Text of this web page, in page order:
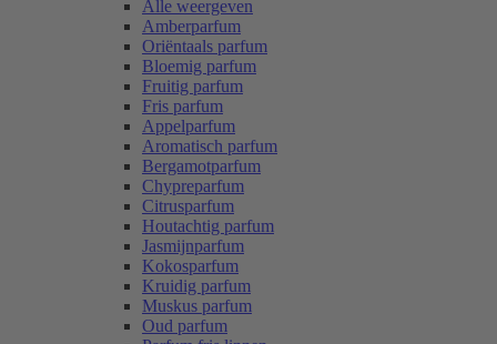
Alle weergeven
Amberparfum
Oriëntaals parfum
Bloemig parfum
Fruitig parfum
Fris parfum
Appelparfum
Aromatisch parfum
Bergamotparfum
Chypreparfum
Citrusparfum
Houtachtig parfum
Jasmijnparfum
Kokosparfum
Kruidig parfum
Muskus parfum
Oud parfum